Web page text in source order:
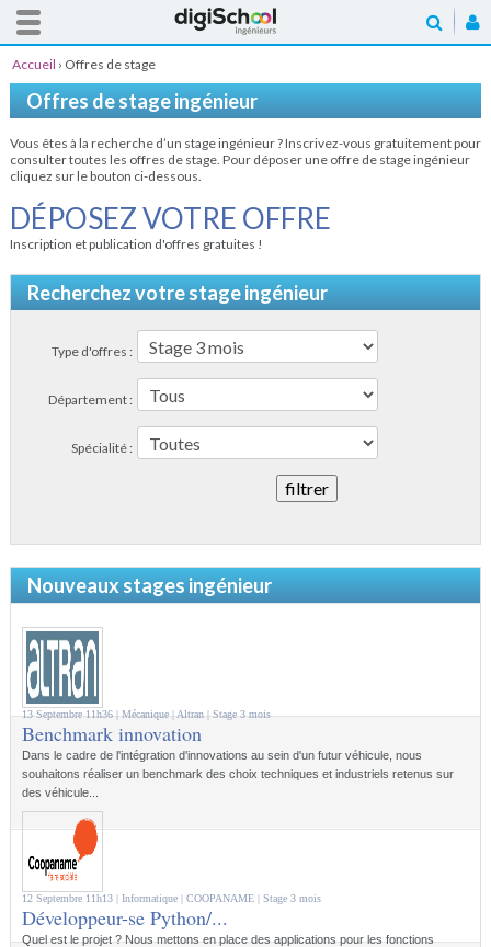
Accueil › Offres de stage
Offres de stage ingénieur
Vous êtes à la recherche d’un stage ingénieur ? Inscrivez-vous gratuitement pour
consulter toutes les offres de stage. Pour déposer une offre de stage ingénieur
cliquez sur le bouton ci-dessous.
DÉPOSEZ VOTRE OFFRE
Inscription et publication d'offres gratuites !
Recherchez votre stage ingénieur
Type d'offres :
Département :
Spécialité :
Nouveaux stages ingénieur
13 Septembre 11h36 |Mécanique| Altran |Stage 3 mois
Benchmark innovation
Dans le cadre de l'intégration d'innovations au sein d'un futur véhicule, nous
souhaitons réaliser un benchmark des choix techniques et industriels retenus sur
des véhicule...
12 Septembre 11h13 | Informatique| COOPANAME | Stage 3 mois
Développeur-se Python/...
Quel est le projet ? Nous mettons en place des applications pour les fonctions